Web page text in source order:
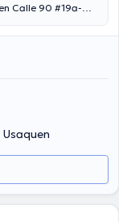
Calle 90 #19a-49.
Cirujano por la
desempeñó en